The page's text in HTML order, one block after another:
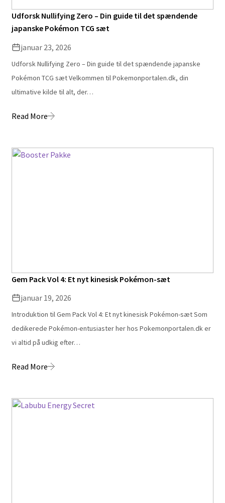
Udforsk Nullifying Zero – Din guide til det spændende
japanske Pokémon TCG sæt
januar 23, 2026
Udforsk Nullifying Zero – Din guide til det spændende japanske
Pokémon TCG sæt Velkommen til Pokemonportalen.dk, din
ultimative kilde til alt, der…
Read More
Gem Pack Vol 4: Et nyt kinesisk Pokémon-sæt
januar 19, 2026
Introduktion til Gem Pack Vol 4: Et nyt kinesisk Pokémon-sæt Som
dedikerede Pokémon-entusiaster her hos Pokemonportalen.dk er
vi altid på udkig efter…
Read More